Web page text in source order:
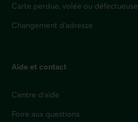
Carte perdue, volée ou défectueuse
Changement d'adresse
Aide et contact
Centre d'aide
Foire aux questions